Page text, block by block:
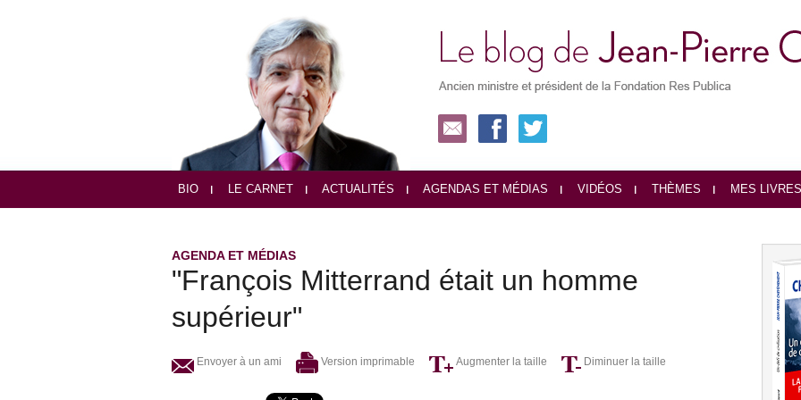
BIO LE CARNET ACTUALITÉS AGENDAS ET MÉDIAS VIDÉOS THÈMES MES LIVRES
AGENDA ET MÉDIAS
"François Mitterrand était un homme
supérieur"
Envoyer à un ami Version imprimable Augmenter la taille Diminuer la taille